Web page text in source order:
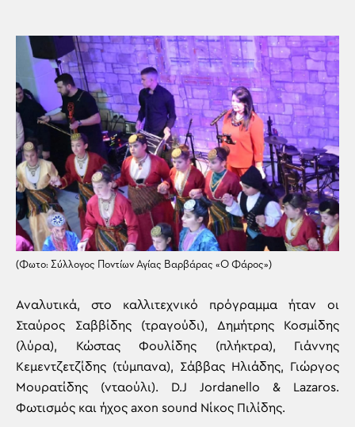
(Φωτο: Σύλλογος Ποντίων Αγίας Βαρβάρας «Ο Φάρος»)
Αναλυτικά, στο καλλιτεχνικό πρόγραμμα ήταν οι
Σταύρος Σαββίδης (τραγούδι), Δημήτρης Κοσμίδης
(λύρα), Κώστας Φουλίδης (πλήκτρα), Γιάννης
Κεμεντζετζίδης (τύμπανα), Σάββας Ηλιάδης, Γιώργος
Μουρατίδης (νταούλι). D.J Jordanello & Lazaros.
Φωτισμός και ήχος axon sound Νίκος Πιλίδης.